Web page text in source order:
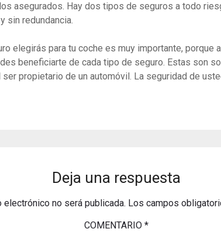
asegurados. Hay dos tipos de seguros a todo
sin redundancia.
elegirás para tu coche es muy importante, porque
beneficiarte de cada tipo de seguro. Estas son
propietario de un automóvil. La seguridad de
Deja una respuesta
electrónico no será publicada. Los campos
COMENTARIO*